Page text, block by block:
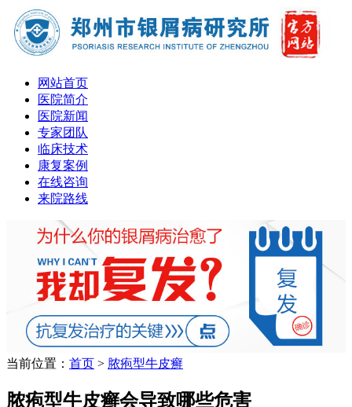
网站首页
医院简介
医院新闻
专家团队
临床技术
康复案例
在线咨询
来院路线
当前位置： 首页 > 脓疱型牛皮癣
脓疱型牛皮癣会导致哪些危害